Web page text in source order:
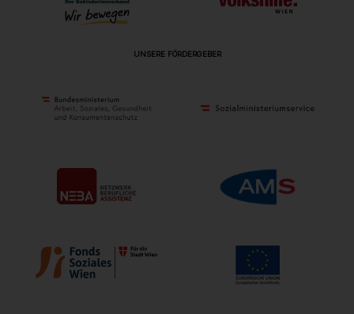
UNSERE FÖRDERGEBER